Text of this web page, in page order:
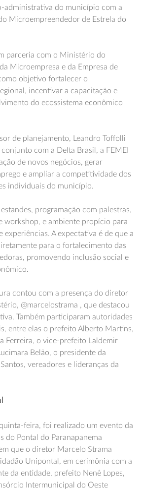
administrativa do município com a
Microempreendedor de Estrela do
parceria com o Ministério do
Microempresa e da Empresa de
objetivo fortalecer o
incentivar a capacitação e
do ecossistema econômico
de planejamento, Leandro Toffolli
conjunto com a Delta Brasil, a FEMEI
de novos negócios, gerar
e ampliar a competitividade dos
individuais do município.
programação com palestras,
workshop, e ambiente propício para
experiências. A expectativa é de que a
para o fortalecimento das
promovendo inclusão social e
contou com a presença do diretor
@marcelostrama , que destacou
Também participaram autoridades
entre elas o prefeito Alberto Martins,
Ferreira, o vice-prefeito Laldemir
Belão, o presidente da
vereadores e lideranças da
feira, foi realizado um evento da
do Pontal do Paranapanema
que o diretor Marcelo Strama
Unipontal, em cerimônia com a
da entidade, prefeito Nenê Lopes,
Intermunicipal do Oeste